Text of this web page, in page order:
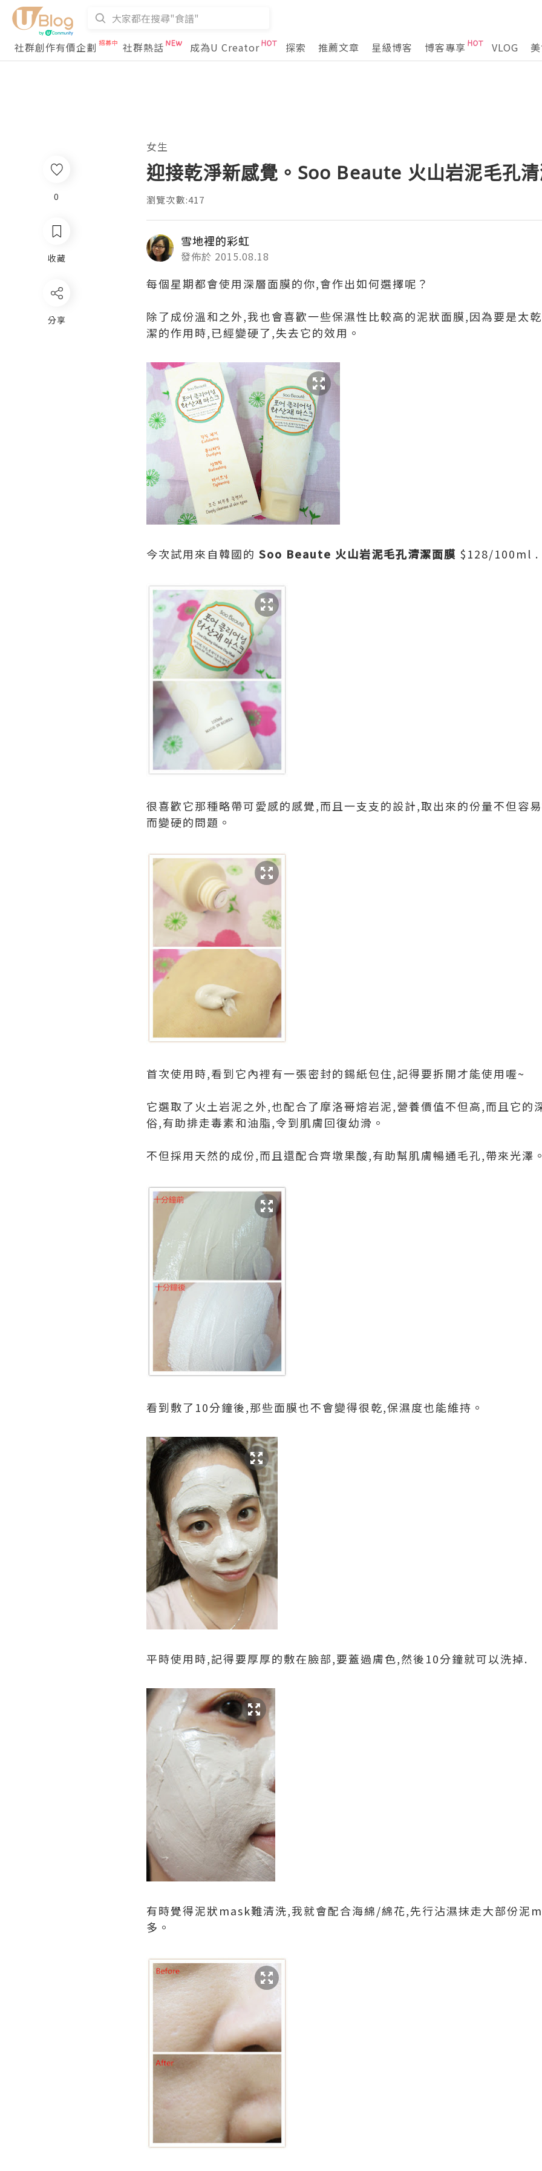
社群創作有價企劃
社群熱話 成為U Creator 探索 推薦文章 星級博客 博客專享 VLOG
0
收藏
分享
女生
迎接乾淨新感覺。Soo Beaute 火山岩泥毛孔
瀏覽次數:417
雪地裡的彩虹
發佈於 2015.08.18
每個星期都會使用深層面膜的你,會作出如何選擇呢？
除了成份溫和之外,我也會喜歡一些保濕性比較高的泥狀面膜,因為要是太
潔的作用時,已經變硬了,失去它的效用。
今次試用來自韓國的 Soo Beaute 火山岩泥毛孔清潔面膜 $128/100ml .
很喜歡它那種略帶可愛感的感覺,而且一支支的設計,取出來的份量不但容
而變硬的問題。
首次使用時,看到它內裡有一張密封的錫紙包住,記得要拆開才能使用喔~
它選取了火土岩泥之外,也配合了摩洛哥熔岩泥,營養價值不但高,而且它的
俗,有助排走毒素和油脂,令到肌膚回復幼滑。
不但採用天然的成份,而且還配合齊墩果酸,有助幫肌膚暢通毛孔,帶來光澤。
看到敷了10分鐘後,那些面膜也不會變得很乾,保濕度也能維持。
平時使用時,記得要厚厚的敷在臉部,要蓋過膚色,然後10分鐘就可以洗掉.
有時覺得泥狀mask難清洗,我就會配合海綿/綿花,先行沾濕抹走大部份泥
多。